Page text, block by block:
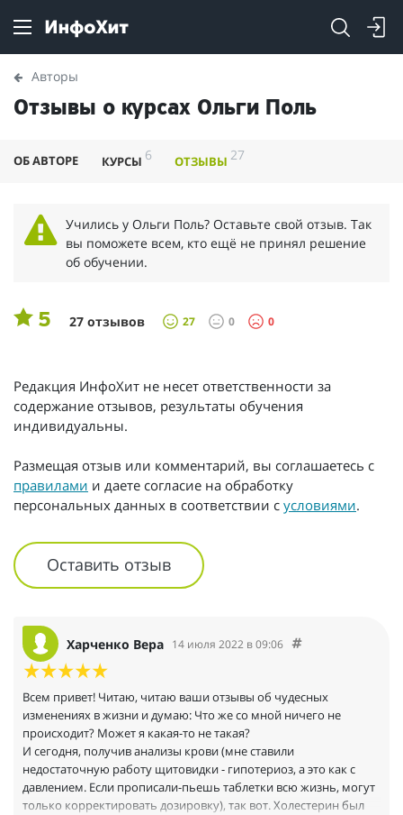
Авторы
Отзывы о курсах Ольги Поль
ОБ АВТОРЕ КУРСЫ 6 ОТЗЫВЫ 27
Учились у Ольги Поль? Оставьте свой отзыв. Так
вы поможете всем, кто ещё не принял решение
об обучении.
5 27 отзывов 27 0 0
Редакция ИнфоХит не несет ответственности за
содержание отзывов, результаты обучения
индивидуальны.
Размещая отзыв или комментарий, вы соглашаетесь с
правилами и даете согласие на обработку
персональных данных в соответствии с условиями.
Оставить отзыв
Харченко Вера 14 июля 2022 в 09:06
Всем привет! Читаю, читаю ваши отзывы об чудесных
изменениях в жизни и думаю: Что же со мной ничего не
происходит? Может я какая-то не такая?
И сегодня, получив анализы крови (мне ставили
недостаточную работу щитовидки - гипотериоз, а это как с
давлением. Если прописали-пьешь таблетки всю жизнь, могут
только корректировать дозировку), так вот. Холестерин был